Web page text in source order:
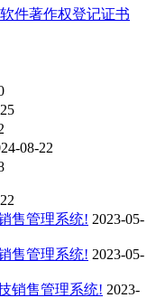
件著作权登记证书
08-22
售管理系统! 2023-05-
售管理系统! 2023-05-
销售管理系统! 2023-